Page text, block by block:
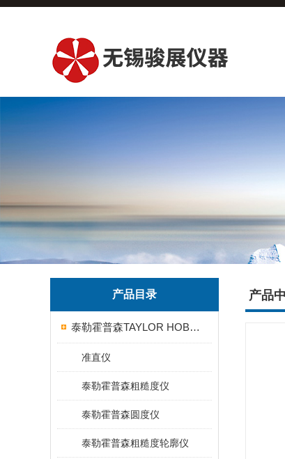
产品目录
泰勒霍普森TAYLOR HOBSON粗糙度仪
准直仪
泰勒霍普森粗糙度仪
泰勒霍普森圆度仪
泰勒霍普森粗糙度轮廓仪
产品